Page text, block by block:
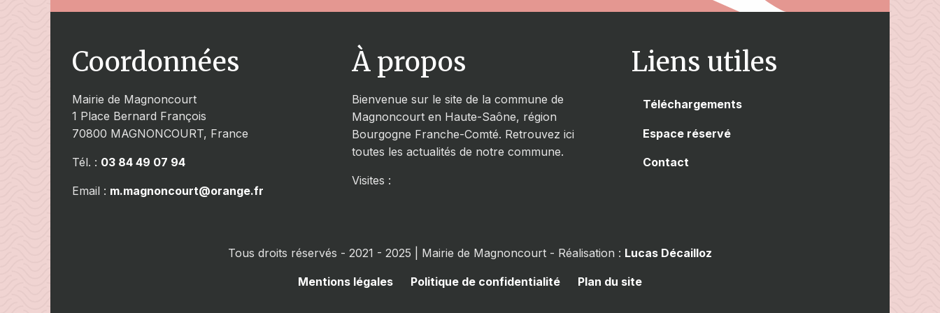
Coordonnées
Mairie de Magnoncourt
1 Place Bernard François
70800 MAGNONCOURT, France
Tél. : 03 84 49 07 94
Email : m.magnoncourt@orange.fr
À propos
Bienvenue sur le site de la commune de
Magnoncourt en Haute-Saône, région
Bourgogne Franche-Comté. Retrouvez ici
toutes les actualités de notre commune.
Visites :
Liens utiles
Téléchargements
Espace réservé
Contact
Tous droits réservés - 2021 - 2025 | Mairie de Magnoncourt - Réalisation : Lucas Décailloz
Mentions légales Politique de confidentialité Plan du site